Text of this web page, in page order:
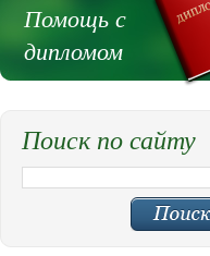
Помощь с
дипломом
Поиск по сайту